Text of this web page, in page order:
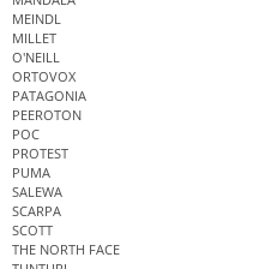
MEINDL
MILLET
O'NEILL
ORTOVOX
PATAGONIA
PEEROTON
POC
PROTEST
PUMA
SALEWA
SCARPA
SCOTT
THE NORTH FACE